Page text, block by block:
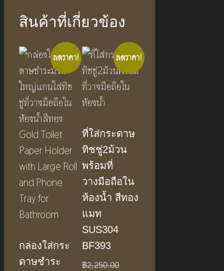
สินค้าที่เกี่ยวข้อง
ลดราคา!
กล่องใส่กระ
ดาษชําระ
ลดราคา!
ที่ใส่กระดาษ
ทิชชู่2ม้วน
พร้อมที่
วางมือถือใน
ห้องน้ำ สีทอง
แมท
SUS304
BF393
฿2,250.00Original